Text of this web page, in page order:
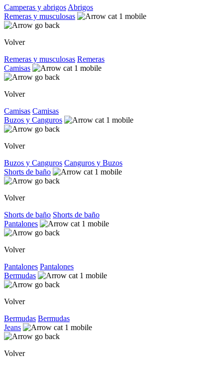
Camperas y abrigos Abrigos
Remeras y musculosas
Volver
Remeras y musculosas Remeras
Camisas
Volver
Camisas Camisas
Buzos y Canguros
Volver
Buzos y Canguros Canguros y Buzos
Shorts de baño
Volver
Shorts de baño Shorts de baño
Pantalones
Volver
Pantalones Pantalones
Bermudas
Volver
Bermudas Bermudas
Jeans
Volver